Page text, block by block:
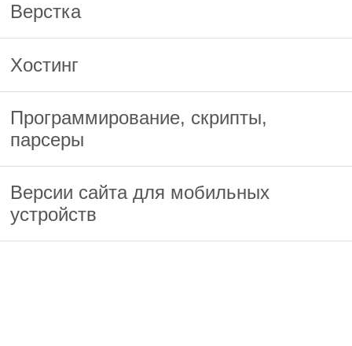
Верстка
Хостинг
Программирование, скрипты,
парсеры
Версии сайта для мобильных
устройств